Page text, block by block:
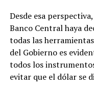
Desde esa
Banco Central haya
todas las
del Gobierno es
todos los
evitar que el dólar se